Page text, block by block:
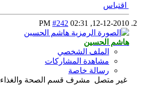
اقتباس
12-12-2010,
02:31 PM
#242
هاشم الحسين
الملف الشخصي
مشاهدة المشاركات
رسالة خاصة
غير متصل مشرف قسم الصحة والغذاء